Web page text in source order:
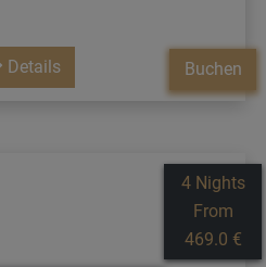
Buchen
Details
4 Nights
From
469.0 €